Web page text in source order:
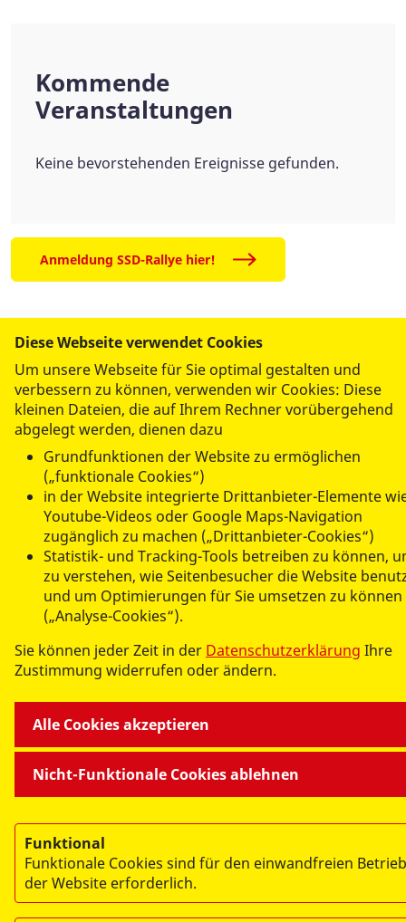
Kommende
Veranstaltungen
Keine bevorstehenden Ereignisse gefunden.
Anmeldung SSD-Rallye hier!
ANGEBOTE
ASJ IN MV
SEMINARE
© 2026 ASJ Mecklenburg-Vorpommern
Impressum
Datenschutz
Diese Webseite verwendet Cookies
Um unsere Webseite für Sie optimal gestalten und
verbessern zu können, verwenden wir Cookies: Diese
kleinen Dateien, die auf Ihrem Rechner vorübergehend
abgelegt werden, dienen dazu
Grundfunktionen der Website zu ermöglichen
(„funktionale Cookies“)
in der Website integrierte Drittanbieter-Elemente
Youtube-Videos oder Google Maps-Navigation
zugänglich zu machen („Drittanbieter-Cookies“)
Statistik- und Tracking-Tools betreiben zu können,
zu verstehen, wie Seitenbesucher die Website
und um Optimierungen für Sie umsetzen zu können
(„Analyse-Cookies“).
Sie können jeder Zeit in der Datenschutzerklärung Ihre
Zustimmung widerrufen oder ändern.
Nicht-Funktionale Cookies ablehnen
Alle Cookies akzeptieren
Funktional
Funktionale Cookies sind für den einwandfreien Betrieb
der Website erforderlich.